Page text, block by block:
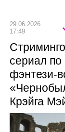
29.06.2026
17:49
сериал
фэнтези-
Крэйга